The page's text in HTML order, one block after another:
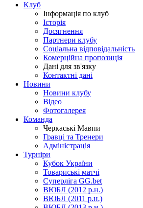
Клуб
Інформація по клуб
Історія
Досягнення
Партнери клубу
Соціальна відповідальність
Комерційна пропозиція
Дані для зв'язку
Контактні дані
Новини
Новини клубу
Відео
Фотогалерея
Команда
Черкаські Мавпи
Гравці та Тренери
Адміністрація
Турніри
Кубок України
Товариські матчі
Суперліга GG.bet
ВЮБЛ (2012 р.н.)
ВЮБЛ (2011 р.н.)